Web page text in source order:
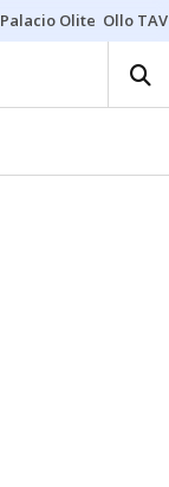
Palacio Olite Ollo TAV